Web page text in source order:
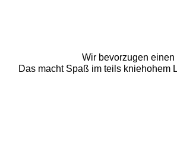
Wir bevorzugen
Das macht Spaß im teils kniehohem